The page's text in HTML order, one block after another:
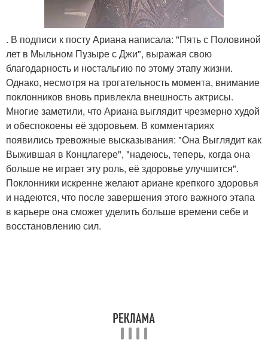
. В подписи к посту Ариана написала: "Пять с Половиной
лет в Мыльном Пузыре с Джи", выражая свою
благодарность и ностальгию по этому этапу жизни.
Однако, несмотря на трогательность момента, внимание
поклонников вновь привлекла внешность актрисы.
Многие заметили, что Ариана выглядит чрезмерно худой
и обеспокоены её здоровьем. В комментариях
появились тревожные высказывания: "Она Выглядит как
Выжившая в Концлагере", "надеюсь, теперь, когда она
больше не играет эту роль, её здоровье улучшится".
Поклонники искренне желают ариане крепкого здоровья
и надеются, что после завершения этого важного этапа
в карьере она сможет уделить больше времени себе и
восстановлению сил.